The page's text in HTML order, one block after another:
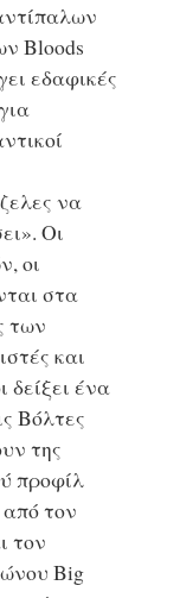
Bloods
εδαφικές
να
Οι
οι
στα
των
και
δείξει ένα
Βόλτες
της
προφίλ
τον
τον
Big